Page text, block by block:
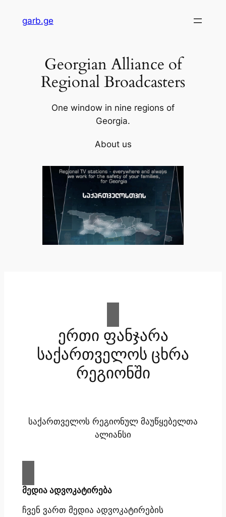
garb.ge
Georgian Alliance of
Regional Broadcasters
One window in nine regions of
Georgia.
About us
ერთი ფანჯარა
საქართველოს ცხრა
რეგიონში
საქართველოს რეგიონულ მაუწყებელთა
ალიანსი
მედია ადვოკატირება
ჩვენ ვართ მედია ადვოკატირების